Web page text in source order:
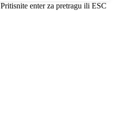
Pritisnite enter za pretragu ili ESC